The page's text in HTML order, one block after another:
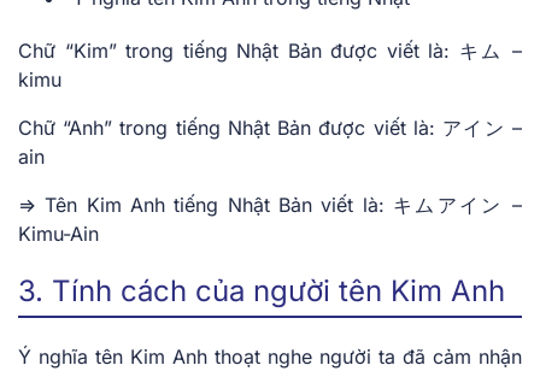
Chữ “Kim” trong tiếng Nhật Bản được viết là: キム –
kimu
Chữ “Anh” trong tiếng Nhật Bản được viết là: アイン –
ain
=> Tên Kim Anh tiếng Nhật Bản viết là: キムアイン –
Kimu-Ain
3. Tính cách của người tên Kim Anh
Ý nghĩa tên Kim Anh thoạt nghe người ta đã cảm nhận